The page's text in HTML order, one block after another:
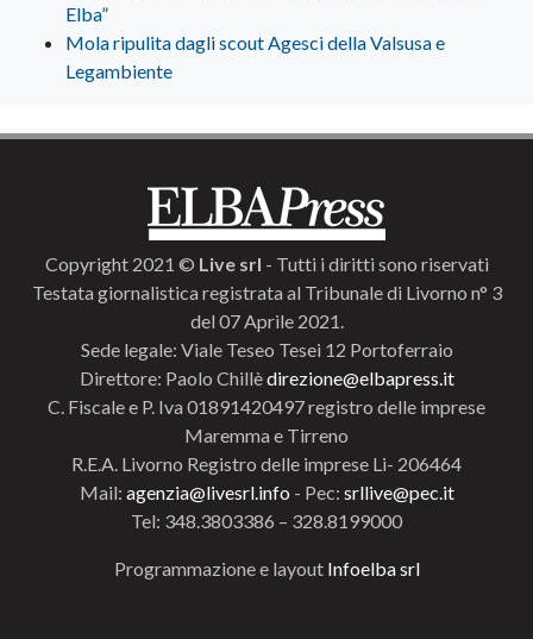
Elba”
Mola ripulita dagli scout Agesci della Valsusa e
Legambiente
Copyright 2021 © Live srl - Tutti i diritti sono riservati
Testata giornalistica registrata al Tribunale di Livorno n° 3
del 07 Aprile 2021.
Sede legale: Viale Teseo Tesei 12 Portoferraio
Direttore: Paolo Chillèdirezione@elbapress.it
C. Fiscale e P. Iva 01891420497 registro delle imprese
Maremma e Tirreno
R.E.A. Livorno Registro delle imprese Li- 206464
Mail: agenzia@livesrl.info - Pec: srllive@pec.it
Tel: 348.3803386 – 328.8199000
Programmazione e layout Infoelba srl